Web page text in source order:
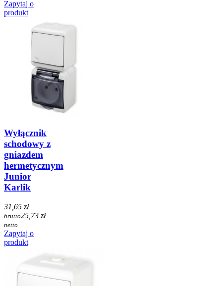
Zapytaj o
produkt
Wyłącznik
schodowy z
gniazdem
hermetycznym
Junior
Karlik
31,65 zł
brutto25,73 zł
netto
Zapytaj o
produkt